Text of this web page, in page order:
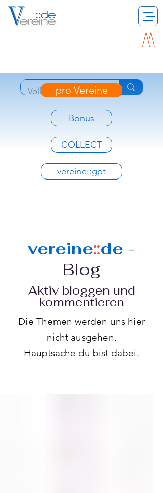
pro Vereine
Bonus
COLLECT
vereine::gpt
vereine::de -
Blog
Aktiv bloggen und
kommentieren
Die Themen werden uns hier
nicht ausgehen.
Hauptsache du bist dabei.